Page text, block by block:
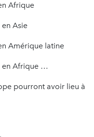
Afrique
Asie
Amérique latine
en Afrique …
pourront avoir lieu à